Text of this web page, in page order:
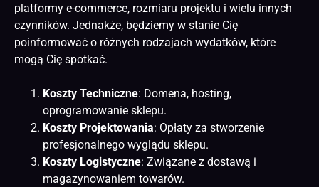
platformy e-commerce, rozmiaru projektu i wielu innych
czynników. Jednakże, będziemy w stanie Cię
poinformować o różnych rodzajach wydatków, które
mogą Cię spotkać.
Koszty Techniczne: Domena, hosting,
oprogramowanie sklepu.
Koszty Projektowania: Opłaty za stworzenie
profesjonalnego wyglądu sklepu.
Koszty Logistyczne: Związane z dostawą i
magazynowaniem towarów.